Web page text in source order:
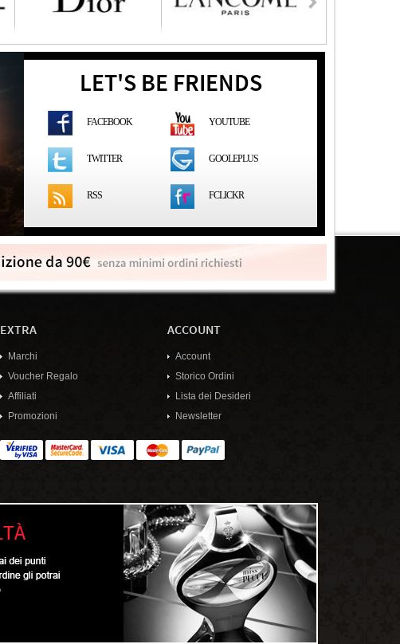
LET'S BE FRIENDS
FACEBOOK YOUTUBE
TWITTER GOOLEPLUS
RSS FCLICKR
EXTRA
Marchi
Voucher Regalo
Affiliati
Promozioni
ACCOUNT
Account
Storico Ordini
Lista dei Desideri
Newsletter